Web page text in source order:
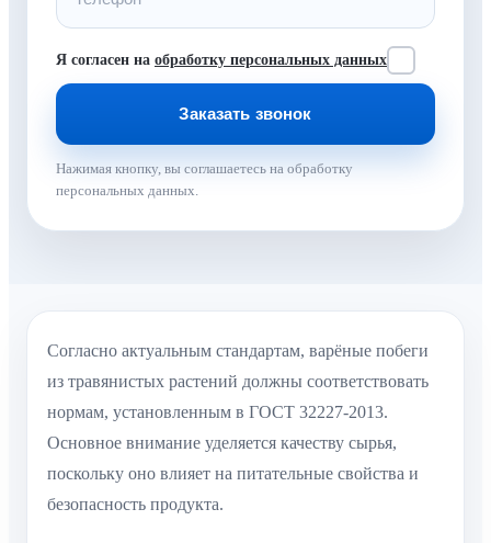
Я согласен на обработку персональных данных
Нажимая кнопку, вы соглашаетесь на обработку
персональных данных.
Согласно актуальным стандартам, варёные побеги
из травянистых растений должны соответствовать
нормам, установленным в ГОСТ 32227-2013.
Основное внимание уделяется качеству сырья,
поскольку оно влияет на питательные свойства и
безопасность продукта.